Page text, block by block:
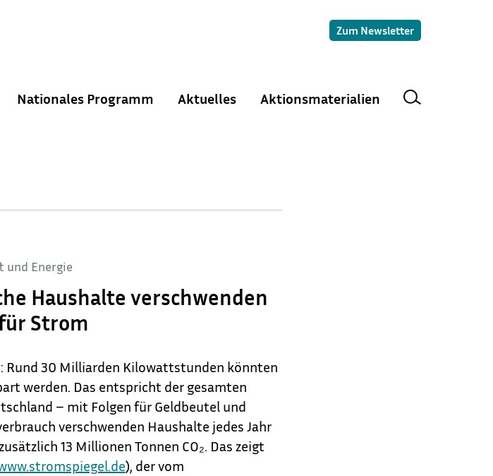
Nationales Programm Aktuelles Aktionsmaterialien
Zum Newsletter
und Energie
Haushalte verschwenden
Strom
Rund 30 Milliarden Kilowattstunden könnten
werden. Das entspricht der gesamten
– mit Folgen für Geldbeutel und
verschwenden Haushalte jedes Jahr
13 Millionen Tonnen CO₂. Das zeigt
), der vom